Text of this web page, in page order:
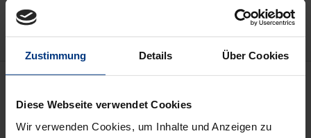
Zustimmung Details Über Cookies
Diese Webseite verwendet Cookies
Wir verwenden Cookies, um Inhalte und Anzeigen zu
Delivery cost notice
Description
Die erfolgreiche Revolution von 1989/90 hatte